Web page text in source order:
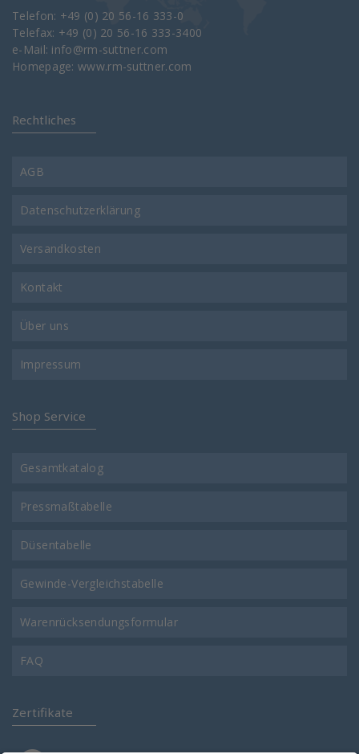
Telefon: +49 (0) 20 56-16 333-0
Telefax: +49 (0) 20 56-16 333-3400
e-Mail: info@rm-suttner.com
Homepage:www.rm-suttner.com
Rechtliches
AGB
Datenschutzerklärung
Versandkosten
Kontakt
Über uns
Impressum
Shop Service
Gesamtkatalog
Pressmaßtabelle
Düsentabelle
Gewinde-Vergleichstabelle
Warenrücksendungsformular
FAQ
Zertifikate